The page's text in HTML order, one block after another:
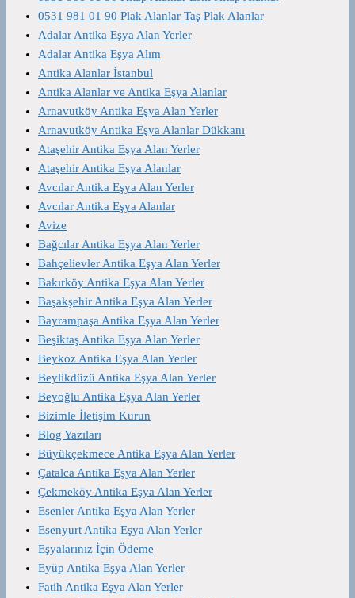
0531 981 01 90 Plak Alanlar Taş Plak Alanlar
Adalar Antika Eşya Alan Yerler
Adalar Antika Eşya Alım
Antika Alanlar İstanbul
Antika Alanlar ve Antika Eşya Alanlar
Arnavutköy Antika Eşya Alan Yerler
Arnavutköy Antika Eşya Alanlar Dükkanı
Ataşehir Antika Eşya Alan Yerler
Ataşehir Antika Eşya Alanlar
Avcılar Antika Eşya Alan Yerler
Avcılar Antika Eşya Alanlar
Avize
Bağcılar Antika Eşya Alan Yerler
Bahçelievler Antika Eşya Alan Yerler
Bakırköy Antika Eşya Alan Yerler
Başakşehir Antika Eşya Alan Yerler
Bayrampaşa Antika Eşya Alan Yerler
Beşiktaş Antika Eşya Alan Yerler
Beykoz Antika Eşya Alan Yerler
Beylikdüzü Antika Eşya Alan Yerler
Beyoğlu Antika Eşya Alan Yerler
Bizimle İletişim Kurun
Blog Yazıları
Büyükçekmece Antika Eşya Alan Yerler
Çatalca Antika Eşya Alan Yerler
Çekmeköy Antika Eşya Alan Yerler
Esenler Antika Eşya Alan Yerler
Esenyurt Antika Eşya Alan Yerler
Eşyalarınız İçin Ödeme
Eyüp Antika Eşya Alan Yerler
Fatih Antika Eşya Alan Yerler